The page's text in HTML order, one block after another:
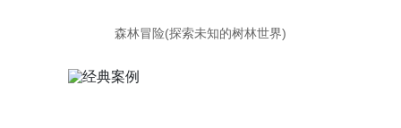
森林冒险(探索未知的树林世界)